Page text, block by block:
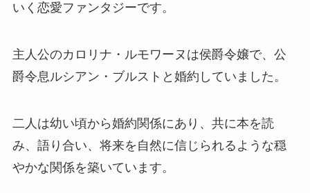
いく恋愛ファンタジーです。
主人公のカロリナ・ルモワーヌは侯爵令嬢で、公
爵令息ルシアン・ブルストと婚約していました。
二人は幼い頃から婚約関係にあり、共に本を読
み、語り合い、将来を自然に信じられるような穏
やかな関係を築いています。